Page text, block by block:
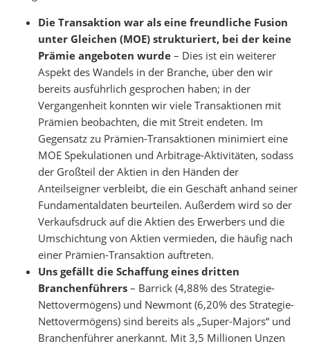
Die Transaktion war als eine freundliche Fusion
unter Gleichen (MOE) strukturiert, bei der keine
Prämie angeboten wurde – Dies ist ein weiterer
Aspekt des Wandels in der Branche, über den wir
bereits ausführlich gesprochen haben; in der
Vergangenheit konnten wir viele Transaktionen mit
Prämien beobachten, die mit Streit endeten. Im
Gegensatz zu Prämien-Transaktionen minimiert eine
MOE Spekulationen und Arbitrage-Aktivitäten, sodass
der Großteil der Aktien in den Händen der
Anteilseigner verbleibt, die ein Geschäft anhand seiner
Fundamentaldaten beurteilen. Außerdem wird so der
Verkaufsdruck auf die Aktien des Erwerbers und die
Umschichtung von Aktien vermieden, die häufig nach
einer Prämien-Transaktion auftreten.
Uns gefällt die Schaffung eines dritten
Branchenführers – Barrick (4,88% des Strategie-
Nettovermögens) und Newmont (6,20% des Strategie-
Nettovermögens) sind bereits als „Super-Majors“ und
Branchenführer anerkannt. Mit 3,5 Millionen Unzen